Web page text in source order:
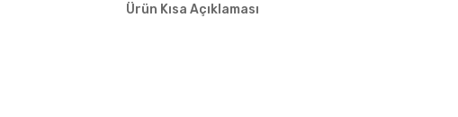
Ürün Kısa Açıklaması